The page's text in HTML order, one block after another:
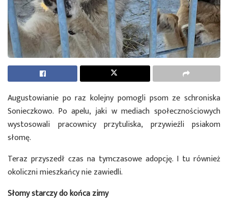
Augustowianie po raz kolejny pomogli psom ze schroniska
Sonieczkowo. Po apelu, jaki w mediach społecznościowych
wystosowali pracownicy przytuliska, przywieźli psiakom
słomę.
Teraz przyszedł czas na tymczasowe adopcję. I tu również
okoliczni mieszkańcy nie zawiedli.
Słomy starczy do końca zimy